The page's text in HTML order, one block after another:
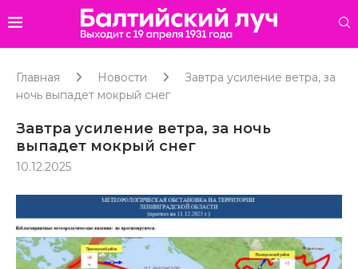
Главная Новости
Завтра усиление ветра, за
ночь выпадет мокрый снег
Завтра усиление ветра, за ночь
выпадет мокрый снег
10.12.2025